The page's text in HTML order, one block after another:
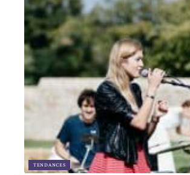
TENDANCES